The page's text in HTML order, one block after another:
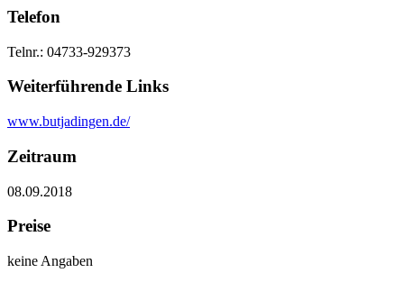
Telefon
Telnr.: 04733-929373
Weiterführende Links
www.butjadingen.de/
Zeitraum
08.09.2018
Preise
keine Angaben